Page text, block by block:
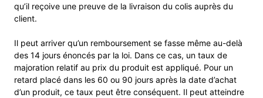
qu’il reçoive une preuve de la livraison du colis auprès du
client.
Il peut arriver qu’un remboursement se fasse même au-delà
des 14 jours énoncés par la loi. Dans ce cas, un taux de
majoration relatif au prix du produit est appliqué. Pour un
retard placé dans les 60 ou 90 jours après la date d’achat
d’un produit, ce taux peut être conséquent. Il peut atteindre